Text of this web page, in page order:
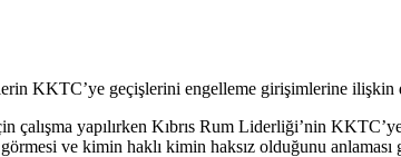
KKTC’ye geçişlerini engelleme girişimlerine ilişkin
çalışma yapılırken Kıbrıs Rum Liderliği’nin
ve kimin haklı kimin haksız olduğunu